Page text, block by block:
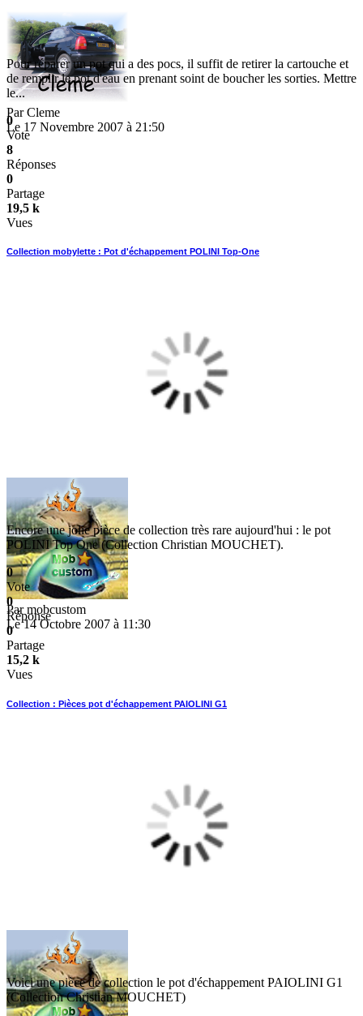
ParCleme
Le 17 Novembre 2007 à 21:50
Pour réparer un pot qui a des pocs, il suffit de retirer la cartouche et
de remplir le pot d'eau en prenant soint de boucher les sorties. Mettre
le...
0
Vote
8
Réponses
0
Partage
19,5 k
Vues
Collection mobylette : Pot d'échappement POLINI Top-One
Parmobcustom
Le 14 Octobre 2007 à 11:30
Encore une jolie pièce de collection très rare aujourd'hui : le pot
POLINI Top One (Collection Christian MOUCHET).
0
Vote
0
Réponse
0
Partage
15,2 k
Vues
Collection : Pièces pot d'échappement PAIOLINI G1
Voici une pièce de collection le pot d'échappement PAIOLINI G1
(Collection Christian MOUCHET)